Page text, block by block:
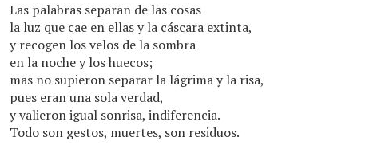
Las palabras separan de las cosas
la luz que cae en ellas y la cáscara extinta,
y recogen los velos de la sombra
en la noche y los huecos;
mas no supieron separar la lágrima y la risa,
pues eran una sola verdad,
y valieron igual sonrisa, indiferencia.
Todo son gestos, muertes, son residuos.